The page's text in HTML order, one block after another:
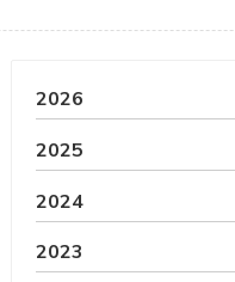
como especialistas en
2026
2025
2024
2023